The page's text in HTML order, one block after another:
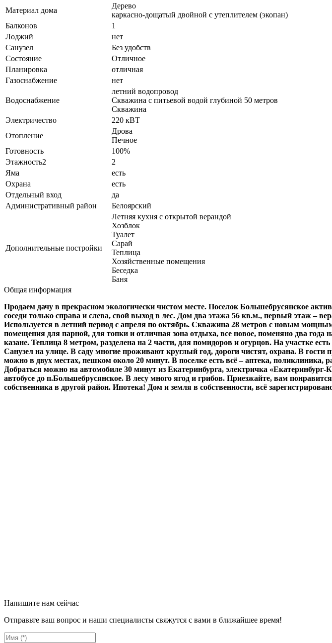
Материал дома
Дерево
каркасно-дощатый двойной с утеплителем (экопан)
Балконов
1
Лоджий
нет
Санузел
Без удобств
Состояние
Отличное
Планировка
отличная
Газоснабжение
нет
Водоснабжение
летний водопровод
Скважина с питьевой водой глубиной 50 метров
Скважина
Электричество
220 кВТ
Отопление
Дрова
Печное
Готовность
100%
Этажность2
2
Яма
есть
Охрана
есть
Отдельный вход
да
Административный район
Белоярский
Дополнительные постройки
Летняя кухня с открытой верандой
Хозблок
Туалет
Сарай
Теплица
Хозяйственные помещения
Беседка
Баня
Общая информация
Продаем дачу в прекрасном экологически чистом месте. Поселок Большебрусянское
соседи только справа и слева, свой выход в лес. Дом два этажа 56 кв.м., первый этаж –
Используется в летний период с апреля по октябрь. Скважина 28 метров с новым
помещения для парной, для топки и отличная зона отдыха, все новое, поменяно два
казане. Теплица 8 метром, разделена на 2 части, для помидоров и огурцов. На участке
Санузел на улице. В саду многие проживают круглый год, дороги чистят, охрана. В
можно в двух местах, пешком около 20 минут. В поселке есть всё – аптека,
Добраться можно на автомобиле 30 минут из Екатеринбурга, электричка
автобусе до п.Большебрусянское. В лесу много ягод и грибов. Приезжайте, вам
собственника в другой район. Ипотека! Дом и земля в собственности, всё
Напишите нам сейчас
Отправьте ваш вопрос и наши специалисты свяжутся с вами в ближайшее время!